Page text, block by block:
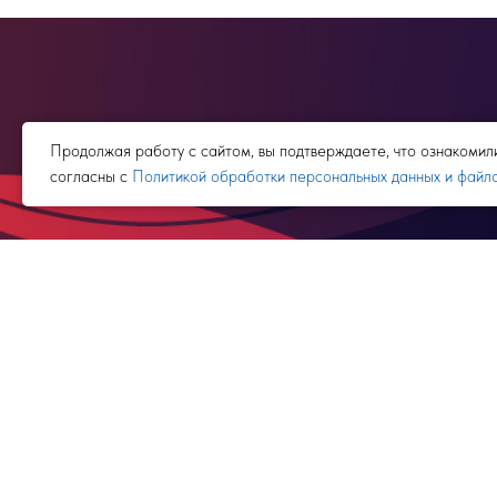
Продолжая работу с сайтом, вы подтверждаете, что
согласны с Политикой обработки персональных данных и